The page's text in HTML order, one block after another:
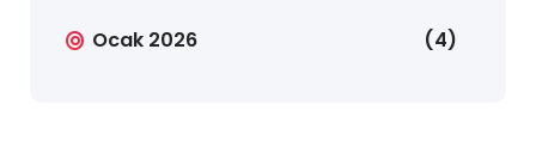
Ocak 2026 (4)